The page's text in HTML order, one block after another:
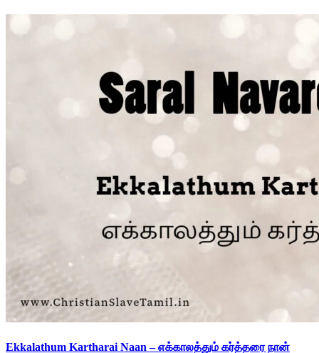
Ekkalathum Kartharai Naan – எக்காலத்தும் கர்த்தரை நான்